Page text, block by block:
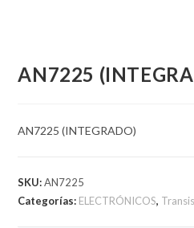
AN7225
AN7225 (INTEGRADO)
SKU:AN7225
Categorías: ELECTRÓNICOS,